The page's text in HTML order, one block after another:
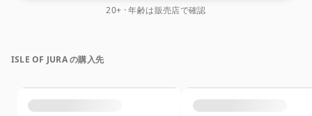
20+ · 年齢は販売店で確認
ISLE OF JURA の購入先